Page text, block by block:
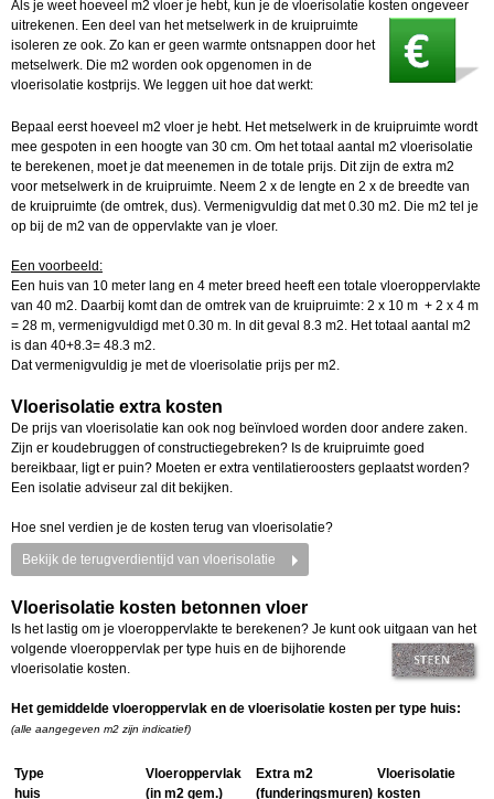
Als je weet hoeveel m2 vloer je hebt, kun je de vloerisolatie kosten ongeveer
uitrekenen. Een deel van het metselwerk in de kruipruimte
isoleren ze ook. Zo kan er geen warmte ontsnappen door het
metselwerk. Die m2 worden ook opgenomen in de
vloerisolatie kostprijs. We leggen uit hoe dat werkt:
Bepaal eerst hoeveel m2 vloer je hebt. Het metselwerk in de kruipruimte wordt
mee gespoten in een hoogte van 30 cm. Om het totaal aantal m2 vloerisolatie
te berekenen, moet je dat meenemen in de totale prijs. Dit zijn de extra m2
voor metselwerk in de kruipruimte. Neem 2 x de lengte en 2 x de breedte van
de kruipruimte (de omtrek, dus). Vermenigvuldig dat met 0.30 m2. Die m2 tel je
op bij de m2 van de oppervlakte van je vloer.
Een voorbeeld:
Een huis van 10 meter lang en 4 meter breed heeft een totale vloeroppervlakte
van 40 m2. Daarbij komt dan de omtrek van de kruipruimte: 2 x 10 m + 2 x 4 m
= 28 m, vermenigvuldigd met 0.30 m. In dit geval 8.3 m2. Het totaal aantal m2
is dan 40+8.3= 48.3 m2.
Dat vermenigvuldig je met de vloerisolatie prijs per m2.
Vloerisolatie extra kosten
De prijs van vloerisolatie kan ook nog beïnvloed worden door andere zaken.
Zijn er koudebruggen of constructiegebreken? Is de kruipruimte goed
bereikbaar, ligt er puin? Moeten er extra ventilatieroosters geplaatst worden?
Een isolatie adviseur zal dit bekijken.
Hoe snel verdien je de kosten terug van vloerisolatie?
Bekijk de terugverdientijd van vloerisolatie
Vloerisolatie kosten betonnen vloer
Is het lastig om je vloeroppervlakte te berekenen? Je kunt ook uitgaan van het
volgende vloeroppervlak per type huis en de bijhorende
vloerisolatie kosten.
Het gemiddelde vloeroppervlak en de vloerisolatie kosten per type huis:
(alle aangegeven m2 zijn indicatief)
Type
huis
Vloeroppervlak
(in m2 gem.)
Extra m2
(funderingsmuren)
Vloerisolatie
kosten